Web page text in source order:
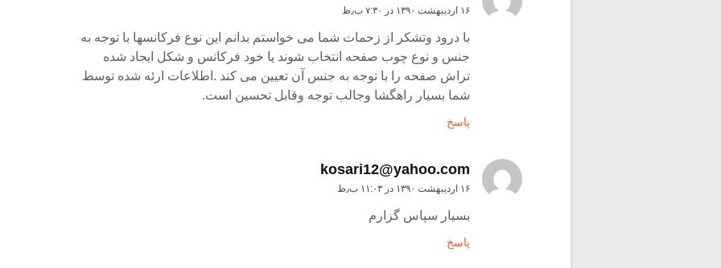
۱۶ اردیبهشت ۱۳۹۰ در ۷:۳۰ ب٫ظ
با درود وتشکر از زحمات شما می خواستم بدانم این نوع فرکانسها با توجه به
جنس و نوع چوب صفحه انتخاب شوند یا خود فرکانس و شکل ایجاد شده
تراش صفحه را با توجه به جنس آن تعیین می کند .اطلاعات ارئه شده توسط
شما بسیار راهگشا وجالب توجه وقابل تحسین است.
پاسخ
kosari12@yahoo.com
۱۶ اردیبهشت ۱۳۹۰ در ۱۱:۰۳ ب٫ظ
بسیار سپاس گزارم
پاسخ